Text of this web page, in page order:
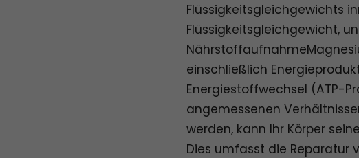
Flüssigkeitsgleichgewichts
Flüssigkeitsgleichgewicht,
einschließlich
Energiestoffwechsel (ATP-
angemessenen
werden, kann Ihr Körper
Dies umfasst die Reparatur